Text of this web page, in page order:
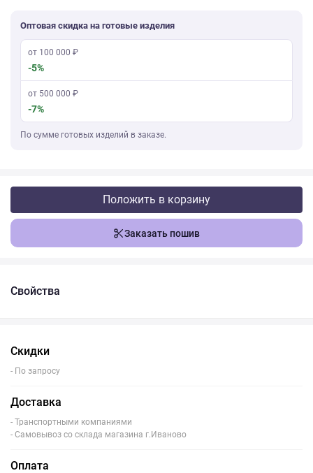
Оптовая скидка на готовые изделия
от 100 000 ₽
-5%
от 500 000 ₽
-7%
По сумме готовых изделий в заказе.
Положить в корзину
Заказать пошив
Свойства
Скидки
- По запросу
Доставка
- Транспортными компаниями
- Самовывоз со склада магазина г.Иваново
Оплата